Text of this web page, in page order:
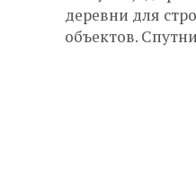
деревни для
объектов.